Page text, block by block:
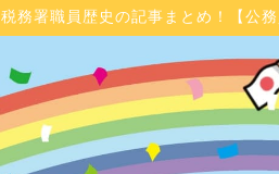
税務署職員歴史の記事まとめ！【公